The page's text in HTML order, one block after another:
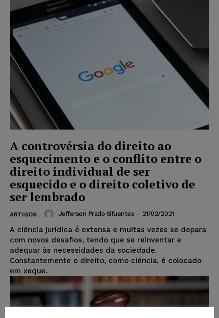
A controvérsia do direito ao
esquecimento e o conflito entre o
direito individual de ser
esquecido e o direito coletivo de
ser lembrado
ARTIGOS Jefferson Prado Sifuentes - 21/02/2021
A ciência jurídica é extensa e muitas vezes se depara
com novos desafios, tendo que se reinventar e
adequar às necessidades da sociedade.
Constantemente o direito, como ciência, é colocado
em xeque.